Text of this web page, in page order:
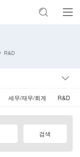
R&D
세무/재무/회계 R&D